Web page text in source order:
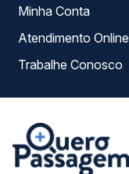
Minha Conta
Atendimento Online
Trabalhe Conosco